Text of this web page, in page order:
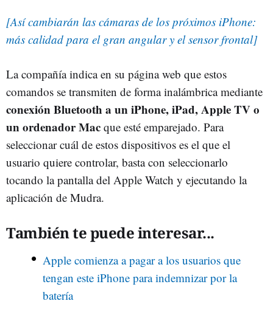
[Así cambiarán las cámaras de los próximos iPhone:
más calidad para el gran angular y el sensor frontal]
La compañía indica en su página web que estos
comandos se transmiten de forma inalámbrica mediante
conexión Bluetooth a un iPhone, iPad, Apple TV o
un ordenador Mac que esté emparejado. Para
seleccionar cuál de estos dispositivos es el que el
usuario quiere controlar, basta con seleccionarlo
tocando la pantalla del Apple Watch y ejecutando la
aplicación de Mudra.
También te puede interesar...
Apple comienza a pagar a los usuarios que
tengan este iPhone para indemnizar por la
batería